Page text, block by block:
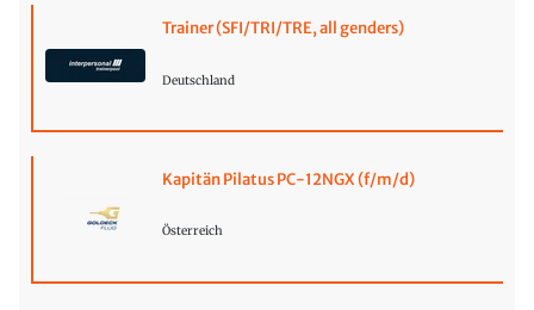
Trainer (SFI/TRI/TRE, all genders)
Deutschland
Kapitän Pilatus PC-12NGX (f/m/d)
Österreich